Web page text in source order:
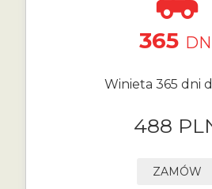
365
Winieta 365 dni
488
ZAMÓW